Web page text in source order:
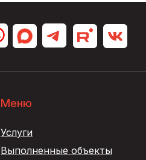
Меню
Услуги
Выполненные объекты